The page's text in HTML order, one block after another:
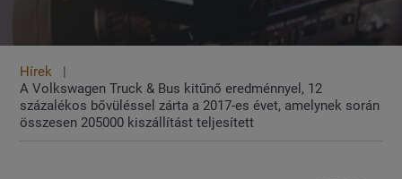
Hírek
A Volkswagen Truck & Bus kitűnő eredménnyel, 12
százalékos bővüléssel zárta a 2017-es évet, amelynek során
összesen 205000 kiszállítást teljesített